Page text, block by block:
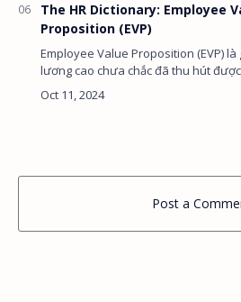
The HR Dictionary: Employee
Proposition (EVP)
Employee Value Proposition (EVP) là
lương cao chưa chắc đã thu hút
Khám phá 5 thành tố cốt lõi tạo nên
Post a